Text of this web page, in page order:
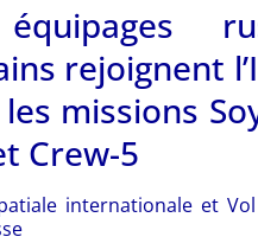
rejoignent
missions
Crew-5
internationale et